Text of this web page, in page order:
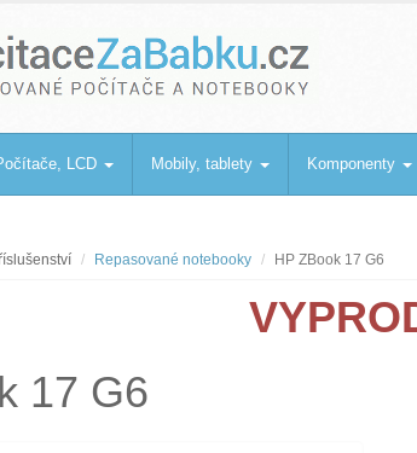
.cz
LCD Mobily, tablety Komponenty
Repasované notebooky HP ZBook 17 G6
17 G6